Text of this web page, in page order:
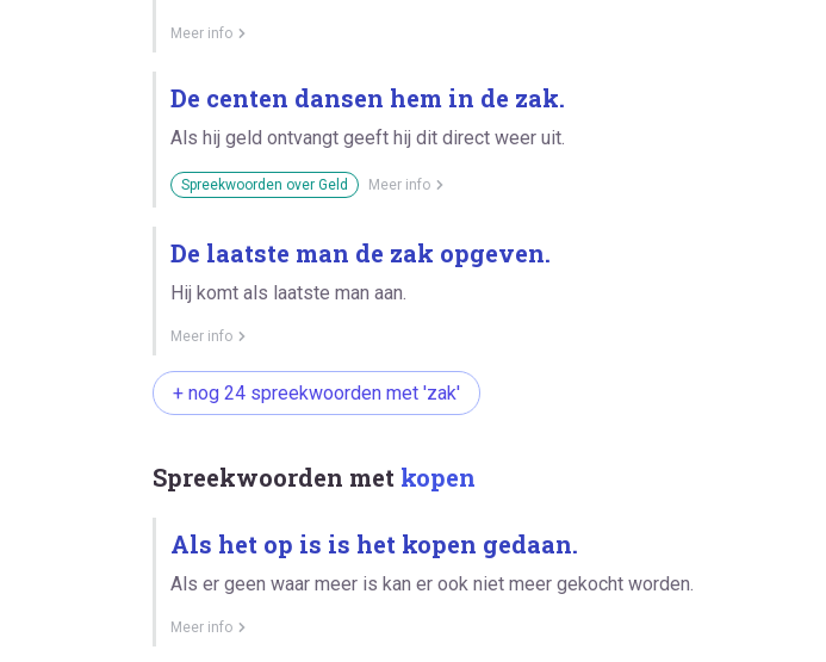
Meer info
De centen dansen hem in de zak.
Als hij geld ontvangt geeft hij dit direct weer uit.
Spreekwoorden over Geld Meer info
De laatste man de zak opgeven.
Hij komt als laatste man aan.
Meer info
+ nog 24 spreekwoorden met 'zak'
Spreekwoorden met kopen
Als het op is is het kopen gedaan.
Als er geen waar meer is kan er ook niet meer gekocht worden.
Meer info